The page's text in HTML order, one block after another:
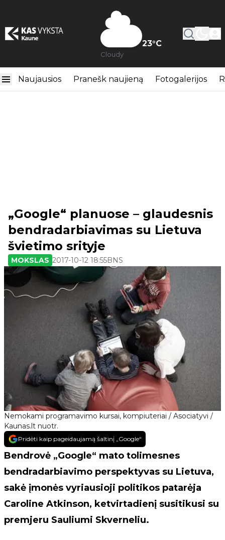
23°C
Cloudy
Naujausios Pranešk naujieną Fotogalerijos
Nemokami programavimo kursai, kompiuteriai / Asociatyvi /
Kaunas.lt nuotr.
„Google“ planuose – glaudesnis
bendradarbiavimas su Lietuva
švietimo srityje
MOKSLAS 2017-10-12 18:55BNS
Pridėti kaip pageidaujamą šaltinį „Google“
Bendrovė „Google“ mato tolimesnes
bendradarbiavimo perspektyvas su Lietuva,
sakė įmonės vyriausioji politikos patarėja
Caroline Atkinson, ketvirtadienį susitikusi su
premjeru Sauliumi Skverneliu.